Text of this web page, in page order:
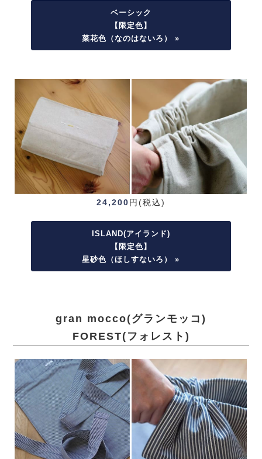
ベーシック
【限定色】
菜花色（なのはないろ） »
24,200円(税込)
ISLAND(アイランド)
【限定色】
星砂色（ほしすないろ） »
gran mocco(グランモッコ)
FOREST(フォレスト)